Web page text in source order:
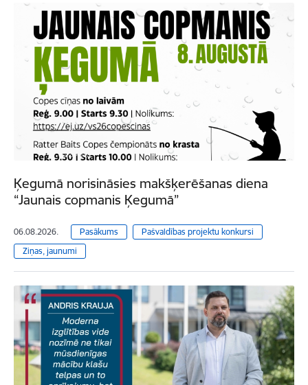
Ķegumā norisināsies makšķerēšanas diena
“Jaunais copmanis Ķegumā”
06.08.2026. Pasākums
Pašvaldības projektu konkursi
Ziņas, jaunumi